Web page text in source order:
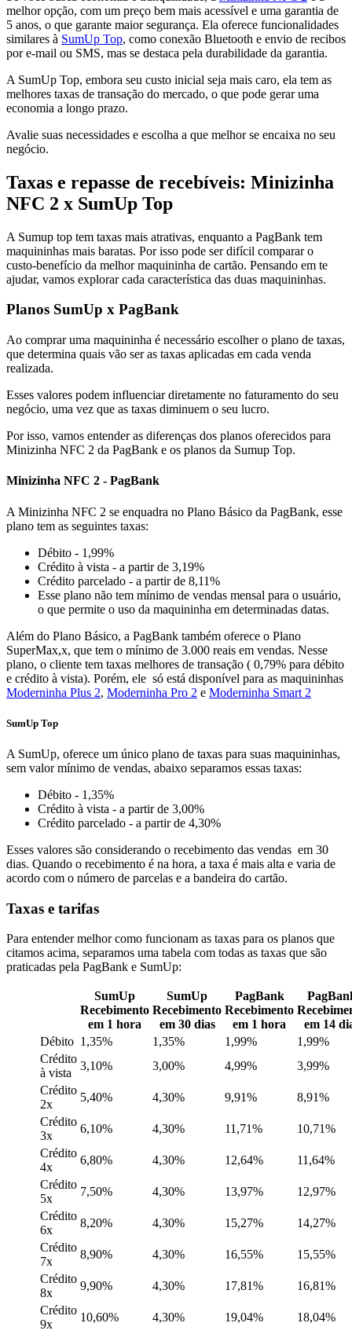
melhor opção, com um preço bem mais acessível e uma garantia de
5 anos, o que garante maior segurança. Ela oferece funcionalidades
similares à SumUp Top, como conexão Bluetooth e envio de recibos
por e-mail ou SMS, mas se destaca pela durabilidade da garantia.
A SumUp Top, embora seu custo inicial seja mais caro, ela tem as
melhores taxas de transação do mercado, o que pode gerar uma
economia a longo prazo.
Avalie suas necessidades e escolha a que melhor se encaixa no seu
negócio.
Taxas e repasse de recebíveis: Minizinha
NFC 2 x SumUp Top
A Sumup top tem taxas mais atrativas, enquanto a PagBank tem
maquininhas mais baratas. Por isso pode ser difícil comparar o
custo-benefício da melhor maquininha de cartão. Pensando em te
ajudar, vamos explorar cada característica das duas maquininhas.
Planos SumUp x PagBank
Ao comprar uma maquininha é necessário escolher o plano de taxas,
que determina quais vão ser as taxas aplicadas em cada venda
realizada.
Esses valores podem influenciar diretamente no faturamento do seu
negócio, uma vez que as taxas diminuem o seu lucro.
Por isso, vamos entender as diferenças dos planos oferecidos para
Minizinha NFC 2 da PagBank e os planos da Sumup Top.
Minizinha NFC 2 - PagBank
A Minizinha NFC 2 se enquadra no Plano Básico da PagBank, esse
plano tem as seguintes taxas:
Débito - 1,99%
Crédito à vista - a partir de 3,19%
Crédito parcelado - a partir de 8,11%
Esse plano não tem mínimo de vendas mensal para o usuário,
o que permite o uso da maquininha em determinadas datas.
Além do Plano Básico, a PagBank também oferece o Plano
SuperMax,x, que tem o mínimo de 3.000 reais em vendas. Nesse
plano, o cliente tem taxas melhores de transação ( 0,79% para débito
e crédito à vista). Porém, ele só está disponível para as maquininhas
Moderninha Plus 2, Moderninha Pro 2 e Moderninha Smart 2
SumUp Top
A SumUp, oferece um único plano de taxas para suas maquininhas,
sem valor mínimo de vendas, abaixo separamos essas taxas:
Débito - 1,35%
Crédito à vista - a partir de 3,00%
Crédito parcelado - a partir de 4,30%
Esses valores são considerando o recebimento das vendas em 30
dias. Quando o recebimento é na hora, a taxa é mais alta e varia de
acordo com o número de parcelas e a bandeira do cartão.
Taxas e tarifas
Para entender melhor como funcionam as taxas para os planos que
citamos acima, separamos uma tabela com todas as taxas que são
praticadas pela PagBank e SumUp:
SumUp
Recebimento
em 1 hora
SumUp
Recebimento
em 30 dias
PagBank
Recebimento
em 1 hora
em 14
Débito 1,35% 1,35% 1,99%
1,99%
Crédito
à vista
3,10% 3,00% 4,99%
3,99%
Crédito
2x
5,40% 4,30% 9,91%
8,91%
Crédito
3x
6,10% 4,30% 11,71%
10,71%
Crédito
4x
6,80% 4,30% 12,64%
11,64%
Crédito
5x
7,50% 4,30% 13,97%
12,97%
Crédito
6x
8,20% 4,30% 15,27%
14,27%
Crédito
7x
8,90% 4,30% 16,55%
15,55%
Crédito
8x
9,90% 4,30% 17,81%
16,81%
Crédito
9x
10,60% 4,30% 19,04%
18,04%